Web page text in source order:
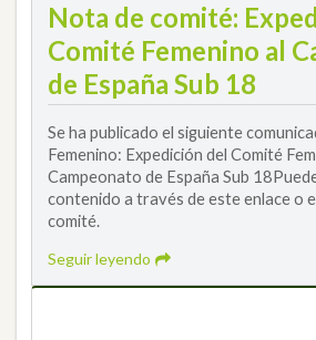
Nota de comité:
Comité Femenino al
de España Sub 18
Se ha publicado el siguiente
Femenino: Expedición del Comité
Campeonato de España Sub
contenido a través de este enlace o
comité.
Seguir leyendo